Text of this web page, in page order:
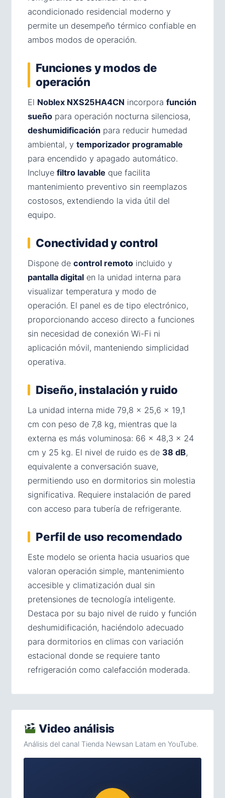
acondicionado residencial moderno y
permite un desempeño térmico confiable en
ambos modos de operación.
Funciones y modos de
operación
El Noblex NXS25HA4CN incorpora función
sueño para operación nocturna silenciosa,
deshumidificación para reducir humedad
ambiental, y temporizador programable
para encendido y apagado automático.
Incluye filtro lavable que facilita
mantenimiento preventivo sin reemplazos
costosos, extendiendo la vida útil del
equipo.
Conectividad y control
Dispone de control remoto incluido y
pantalla digital en la unidad interna para
visualizar temperatura y modo de
operación. El panel es de tipo electrónico,
proporcionando acceso directo a funciones
sin necesidad de conexión Wi-Fi ni
aplicación móvil, manteniendo simplicidad
operativa.
Diseño, instalación y ruido
La unidad interna mide 79,8 × 25,6 × 19,1
cm con peso de 7,8 kg, mientras que la
externa es más voluminosa: 66 × 48,3 × 24
cm y 25 kg. El nivel de ruido es de 38 dB,
equivalente a conversación suave,
permitiendo uso en dormitorios sin molestia
significativa. Requiere instalación de pared
con acceso para tubería de refrigerante.
Perfil de uso recomendado
Este modelo se orienta hacia usuarios que
valoran operación simple, mantenimiento
accesible y climatización dual sin
pretensiones de tecnología inteligente.
Destaca por su bajo nivel de ruido y función
deshumidificación, haciéndolo adecuado
para dormitorios en climas con variación
estacional donde se requiere tanto
refrigeración como calefacción moderada.
Video análisis
Análisis del canal Tienda Newsan Latam en YouTube.